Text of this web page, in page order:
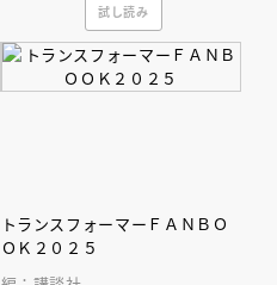
る図鑑です！試し読み
トランスフォーマーＦＡＮＢＯ
ＯＫ２０２５